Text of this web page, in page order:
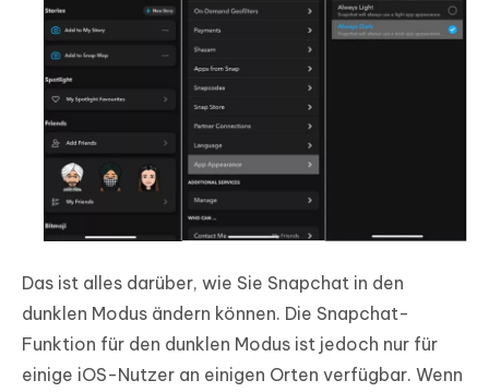
Das ist alles darüber, wie Sie Snapchat in den
dunklen Modus ändern können. Die Snapchat-
Funktion für den dunklen Modus ist jedoch nur für
einige iOS-Nutzer an einigen Orten verfügbar. Wenn